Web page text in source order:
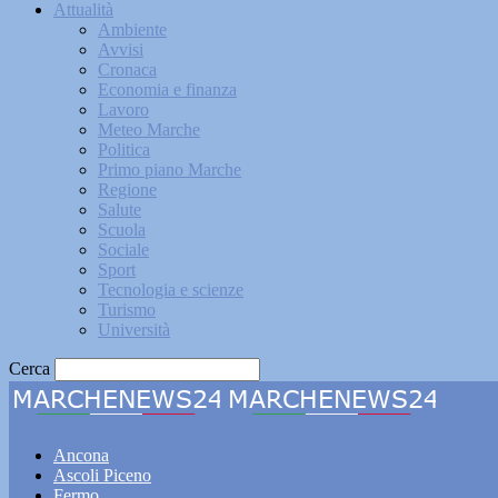
Attualità
Ambiente
Avvisi
Cronaca
Economia e finanza
Lavoro
Meteo Marche
Politica
Primo piano Marche
Regione
Salute
Scuola
Sociale
Sport
Tecnologia e scienze
Turismo
Università
Cerca
Ancona
Ascoli Piceno